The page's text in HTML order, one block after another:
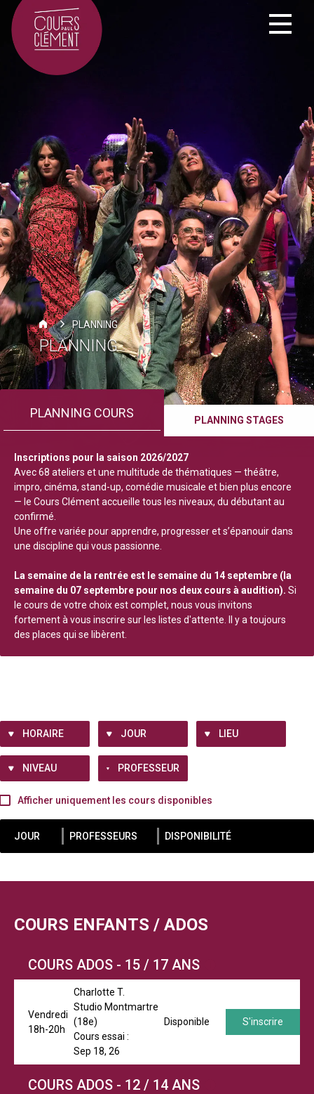
PLANNING
PLANNING
PLANNING COURS PLANNING STAGES
Inscriptions pour la saison 2026/2027
Avec 68 ateliers et une multitude de thématiques — théâtre,
impro, cinéma, stand-up, comédie musicale et bien plus encore
— le Cours Clément accueille tous les niveaux, du débutant au
confirmé.
Une offre variée pour apprendre, progresser et s’épanouir dans
une discipline qui vous passionne.
La semaine de la rentrée est le semaine du 14 septembre (la
semaine du 07 septembre pour nos deux cours à audition). Si
le cours de votre choix est complet, nous vous invitons
fortement à vous inscrire sur les listes d'attente. Il y a toujours
des places qui se libèrent.
HORAIRE JOUR LIEU
NIVEAU PROFESSEUR
Afficher uniquement les cours disponibles
JOUR PROFESSEURS DISPONIBILITÉ
COURS ENFANTS / ADOS
COURS ADOS - 15 / 17 ANS
Vendredi
18h-20h
Charlotte T.
Studio Montmartre
(18e)
Cours essai :
Sep 18, 26
Disponible S'inscrire
COURS ADOS - 12 / 14 ANS